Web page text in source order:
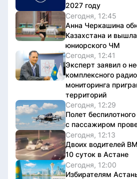
2027 году
Сегодня, 12:45
Анна Черкашина
Казахстана и
юниорского ЧМ
Сегодня, 12:41
Эксперт заявил о
комплексного
мониторинга
территорий
Сегодня, 12:29
Полет
с пассажиром
Сегодня, 12:13
Двоих водителей
10 суток в Астане
Сегодня, 12:00
Избирателям